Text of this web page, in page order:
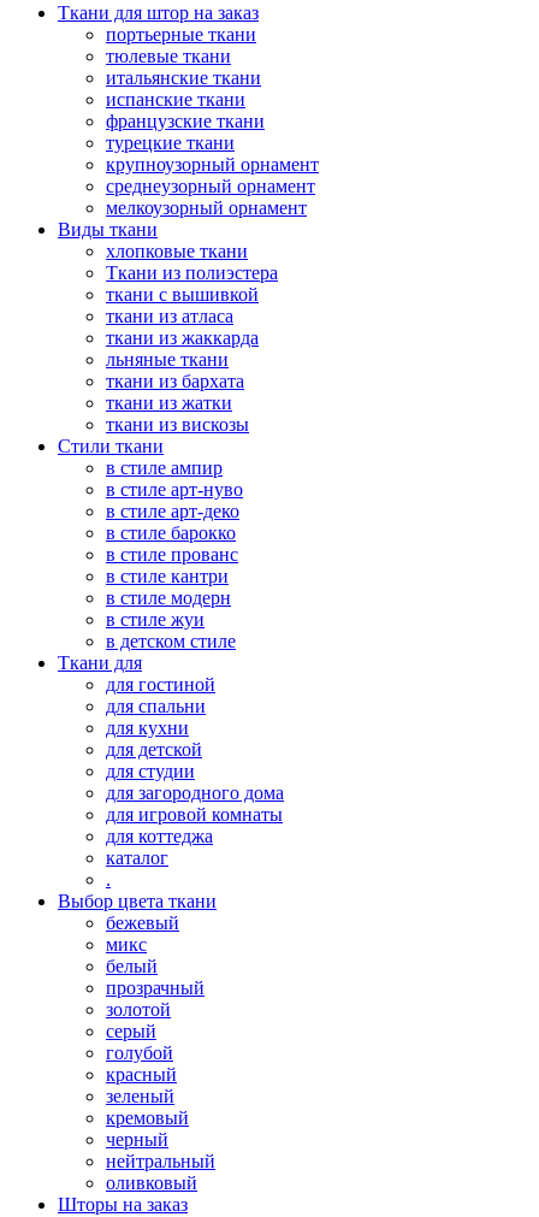
Ткани для штор на заказ
портьерные ткани
тюлевые ткани
итальянские ткани
испанские ткани
французские ткани
турецкие ткани
крупноузорный орнамент
среднеузорный орнамент
мелкоузорный орнамент
Виды ткани
хлопковые ткани
Ткани из полиэстера
ткани с вышивкой
ткани из атласа
ткани из жаккарда
льняные ткани
ткани из бархата
ткани из жатки
ткани из вискозы
Стили ткани
в стиле ампир
в стиле арт-нуво
в стиле арт-деко
в стиле барокко
в стиле прованс
в стиле кантри
в стиле модерн
в стиле жуи
в детском стиле
Ткани для
для гостиной
для спальни
для кухни
для детской
для студии
для загородного дома
для игровой комнаты
для коттеджа
каталог
.
Выбор цвета ткани
бежевый
микс
белый
прозрачный
золотой
серый
голубой
красный
зеленый
кремовый
черный
нейтральный
оливковый
Шторы на заказ